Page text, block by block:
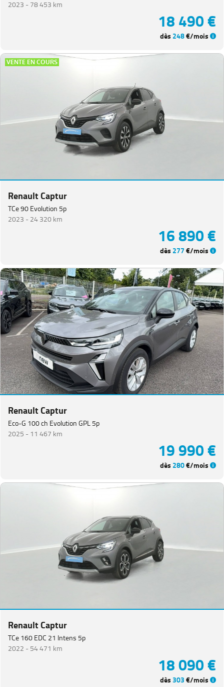
2023 -78 453 km
18 490 €
dès 248€/mois
VENTE EN COURS
Renault Captur
TCe 90 Evolution 5p
2023 -24 320 km
16 890 €
dès 277€/mois
Renault Captur
Eco-G 100 ch Evolution GPL 5p
2025 - 11 467 km
19 990 €
dès 280€/mois
Renault Captur
TCe 160 EDC 21 Intens 5p
2022 -54 471 km
18 090 €
dès303€/mois